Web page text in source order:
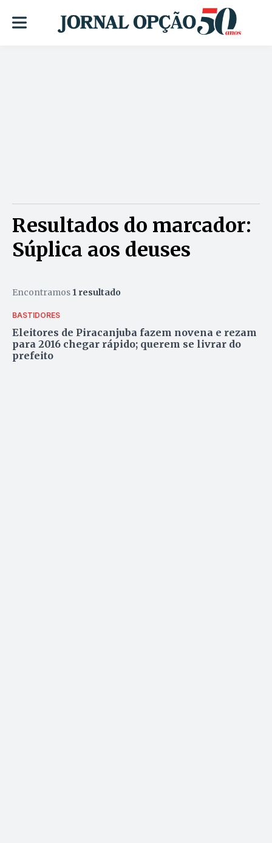
Resultados do marcador:
Súplica aos deuses
Encontramos 1 resultado
BASTIDORES
Eleitores de Piracanjuba fazem novena e rezam
para 2016 chegar rápido; querem se livrar do
prefeito